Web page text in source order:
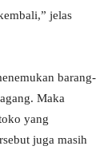
jelas
barang-
Maka
yang
juga masih